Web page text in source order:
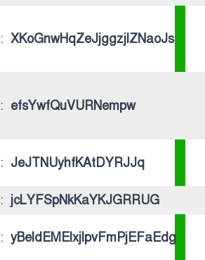
: XKoGnwHqZeJjggzjlZNaoJs
: efsYwfQuVURNempw
: JeJTNUyhfKAtDYRJJq
: jcLYFSpNkKaYKJGRRUG
: yBeldEMElxjlpvFmPjEFaEdg